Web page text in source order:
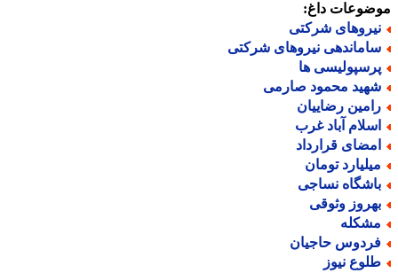
داغ:
شرکتی
نیروهای شرکتی
ها
محمود صارمی
رضاییان
آباد غرب
قرارداد
تومان
نساجی
وثوقی
حاجیان
نیوز